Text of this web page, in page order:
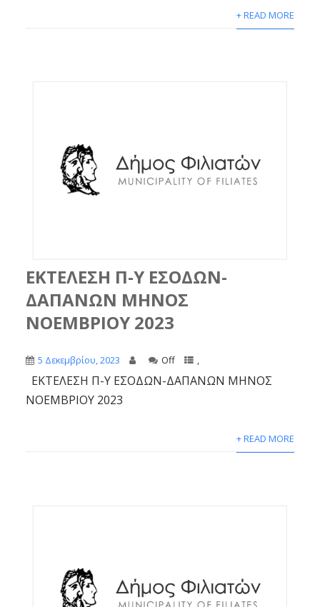
+ READ MORE
ΕΚΤΕΛΕΣΗ Π-Υ ΕΣΟΔΩΝ-
ΔΑΠΑΝΩΝ ΜΗNΟΣ
ΝΟΕΜΒΡΙΟΥ 2023
5 Δεκεμβρίου, 2023 Off ,
ΕΚΤΕΛΕΣΗ Π-Υ ΕΣΟΔΩΝ-ΔΑΠΑΝΩΝ ΜΗNΟΣ
ΝΟΕΜΒΡΙΟΥ 2023
+ READ MORE